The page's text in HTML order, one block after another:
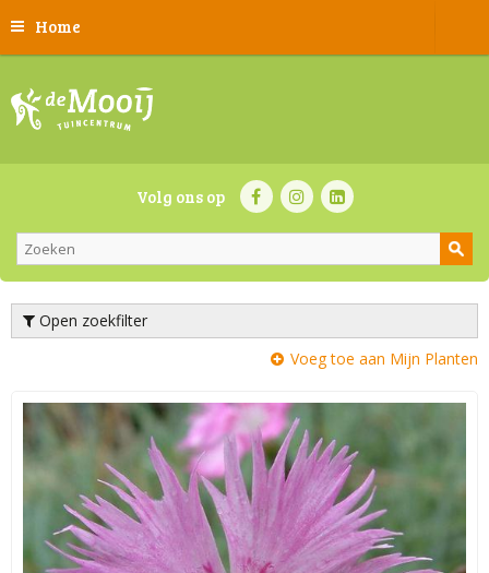
Home
Volg ons op
Open zoekfilter
Voeg toe aan Mijn Planten